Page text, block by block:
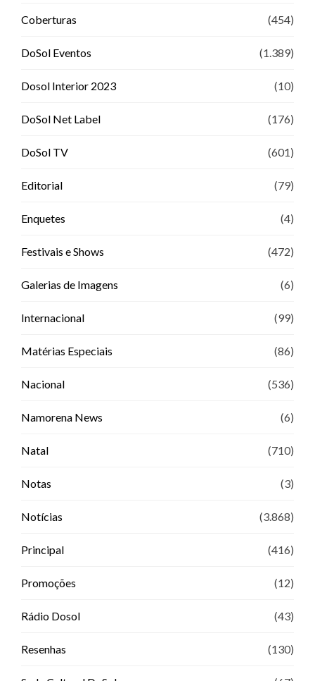
Coberturas (454)
DoSol Eventos (1.389)
Dosol Interior 2023 (10)
DoSol Net Label (176)
DoSol TV (601)
Editorial (79)
Enquetes (4)
Festivais e Shows (472)
Galerias de Imagens (6)
Internacional (99)
Matérias Especiais (86)
Nacional (536)
Namorena News (6)
Natal (710)
Notas (3)
Notícias (3.868)
Principal (416)
Promoções (12)
Rádio Dosol (43)
Resenhas (130)